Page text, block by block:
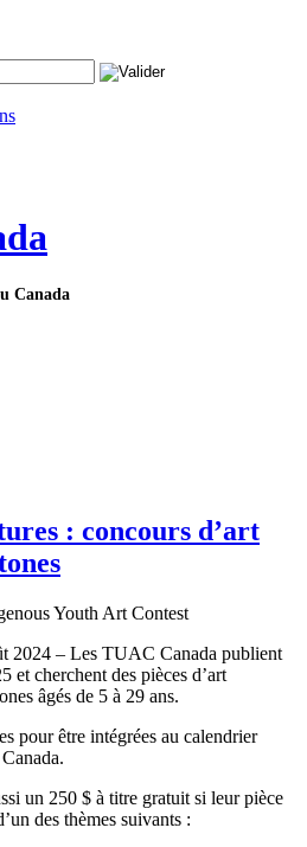
Canada
: concours d’art
2024 – Les TUAC Canada publient
et cherchent des pièces d’art
âgés de 5 à 29 ans.
pour être intégrées au calendrier
un 250 $ à titre gratuit si leur pièce
des thèmes suivants :